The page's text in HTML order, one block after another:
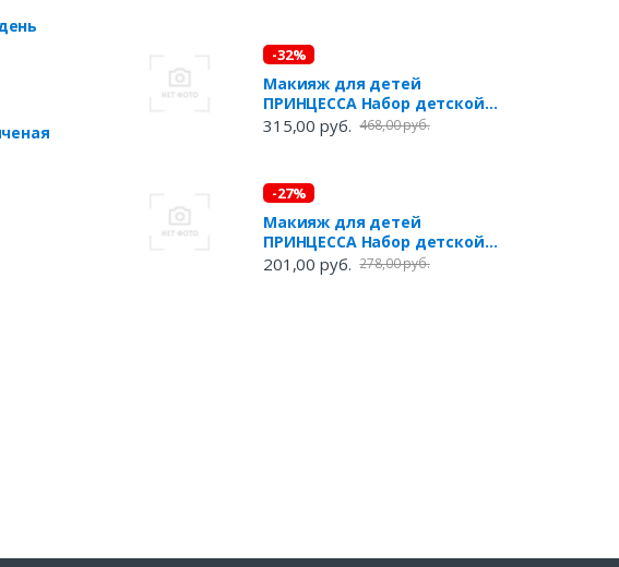
-32%
Макияж для детей
ПРИНЦЕССА Набор детской
декоративной косметики
Сказочный рожок
315,00 руб. 468,00 руб.
-27%
Макияж для детей
ПРИНЦЕССА Набор детской
декоративной косметики
Цветные ноготки
201,00 руб. 278,00 руб.